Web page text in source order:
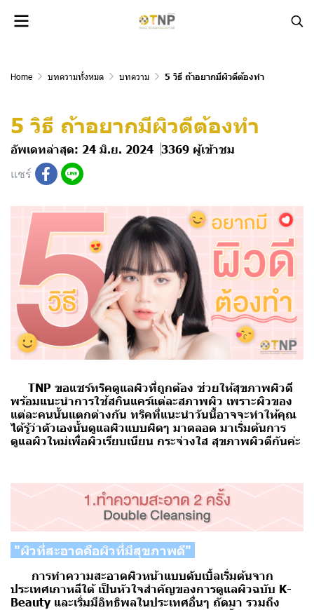
Home บทความทั้งหมด บทความ 5 วิธี ถ้าอยากมีผิวดีต้องทำ
5 วิธี ถ้าอยากมีผิวดีต้องทำ
อัพเดทล่าสุด: 24 มิ.ย. 2024 3369 ผู้เข้าชม
แชร์
TNP ขอแชร์ทริคดูแลผิวที่ถูกต้อง ช่วยให้สุขภาพผิวดี
พร้อมแนะนำการใช้สกินแคร์แต่ละสภาพผิว เพราะผิวของ
แต่ละคนนั้นแตกต่างกัน ทริคที่แนะนำวันนี้อาจจะทำให้คุณ
ได้รู้ว่าตัวเองนั้นดูแลผิวแบบผิดๆ มาตลอด มาเริ่มต้นการ
ดูแลผิวใหม่เพื่อผิวเรียบเนียน กระจ่างใส สุขภาพผิวดีกันค่ะ
"ผิวที่สะอาดคือผิวที่มีสุขภาพดี"
การทำความสะอาดผิวหน้าแบบดับเบิ้ลเริ่มต้นจาก
ประเทศเกาหลีใต้ เป็นหัวใจสำคัญของการดูแลผิวฉบับ K-
Beauty และเริ่มมีอิทธิพลในประเทศอื่นๆ ถัดมา รวมถึง